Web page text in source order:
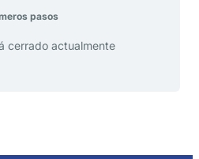
pasos
cerrado actualmente